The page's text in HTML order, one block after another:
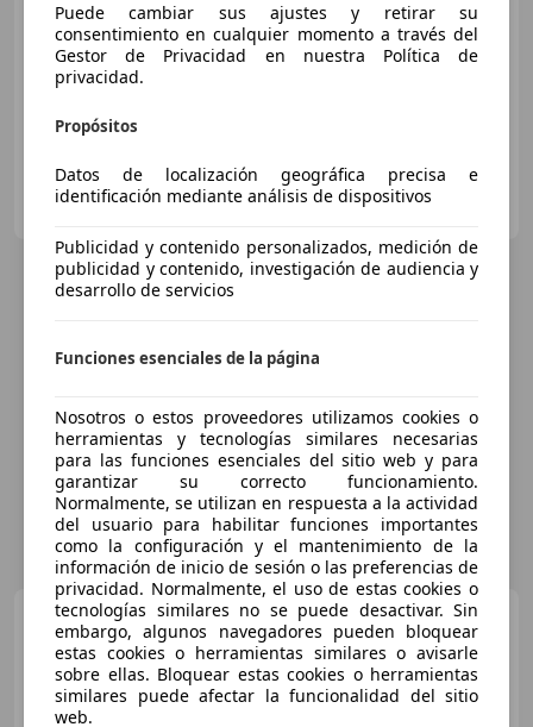
€ 14.500
04/2016
100 kW (136 CV)
Gruppo M Srl di Gruppo Morini – T Motor Bologna
IT-40068 San Lazzaro di Savena - BO
Lexus CT 200h 1.8 hybrid
Black Street cvt
Puede cambiar sus ajustes y retirar su
consentimiento en cualquier momento a través del
Gestor de Privacidad en nuestra Política de
privacidad.
Propósitos
Datos de localización geográfica precisa e
identificación mediante análisis de dispositivos
Publicidad y contenido personalizados, medición de
publicidad y contenido, investigación de audiencia y
desarrollo de servicios
Funciones esenciales de la página
Nosotros o estos proveedores utilizamos cookies o
herramientas y tecnologías similares necesarias
para las funciones esenciales del sitio web y para
garantizar su correcto funcionamiento.
Normalmente, se utilizan en respuesta a la actividad
del usuario para habilitar funciones importantes
como la configuración y el mantenimiento de la
información de inicio de sesión o las preferencias de
privacidad. Normalmente, el uso de estas cookies o
tecnologías similares no se puede desactivar. Sin
embargo, algunos navegadores pueden bloquear
estas cookies o herramientas similares o avisarle
sobre ellas. Bloquear estas cookies o herramientas
similares puede afectar la funcionalidad del sitio
web.